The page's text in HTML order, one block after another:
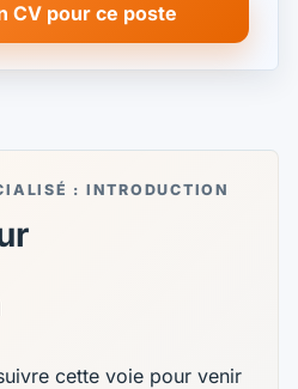
CV pour ce poste
: INTRODUCTION
cette voie pour venir